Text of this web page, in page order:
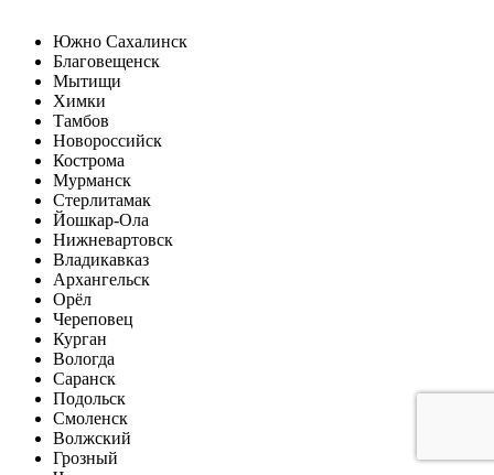
Южно Сахалинск
Благовещенск
Мытищи
Химки
Тамбов
Новороссийск
Кострома
Мурманск
Стерлитамак
Йошкар-Ола
Нижневартовск
Владикавказ
Архангельск
Орёл
Череповец
Курган
Вологда
Саранск
Подольск
Смоленск
Волжский
Грозный